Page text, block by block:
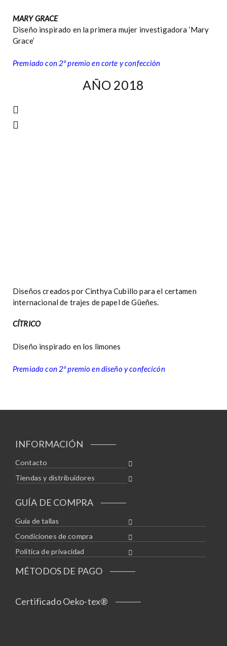
MARY GRACE
Diseño inspirado en la primera mujer investigadora ‘Mary
Grace’
Premiado con 2º premio en corte y confección
AÑO 2018
Diseños creados por Cinthya Cubillo para el certamen
internacional de trajes de papel de Güeñes.
CÍTRICO
Diseño inspirado en los limones
Premiado con 2º premio en diseño y confecicón
INFORMACIÓN
Contacto
Tiendas y distribuidores
GUÍA DE COMPRA
Guía de tallas
Condiciones de compra
Política de privacidad
MÉTODOS DE PAGO
Certificado Oeko-tex®